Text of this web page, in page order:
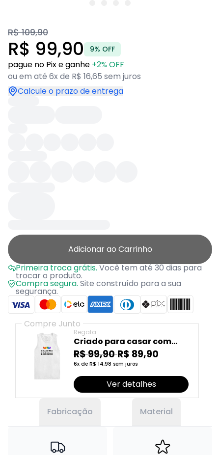
R$ 109,90
R$ 99,90 9% OFF
pague no Pix e ganhe +2% OFF
ou em até 6x de R$ 16,65 sem juros
Calcule o prazo de entrega
Adicionar ao Carrinho
Primeira troca grátis.Você tem até 30 dias para
trocar o produto.
Compra segura. Site construído para a sua
segurança.
Compre Junto
Regata
Criado para casar com
bigodudo
R$ 99,90R$ 89,90
6x de R$ 14,98 sem juros
Ver detalhes
Fabricação Material